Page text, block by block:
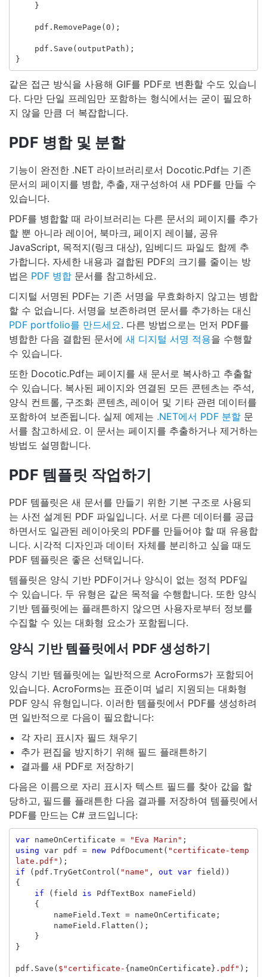
}
pdf . RemovePage ( 0 );
pdf . Save ( outputPath );
}
같은 접근 방식을 사용해 GIF를 PDF로 변환할 수도 있습니
다. 다만 단일 프레임만 포함하는 형식에서는 굳이 필요하
지 않을 만큼 더 복잡합니다.
PDF 병합 및 분할
기능이 완전한 .NET 라이브러리로서 Docotic.Pdf는 기존
문서의 페이지를 병합, 추출, 재구성하여 새 PDF를 만들 수
있습니다.
PDF를 병합할 때 라이브러리는 다른 문서의 페이지를 추가
할 뿐 아니라 레이어, 북마크, 페이지 레이블, 공유
JavaScript, 목적지(링크 대상), 임베디드 파일도 함께 추
가합니다. 자세한 내용과 결합된 PDF의 크기를 줄이는 방
법은 PDF 병합 문서를 참고하세요.
디지털 서명된 PDF는 기존 서명을 무효화하지 않고는 병합
할 수 없습니다. 서명을 보존하려면 문서를 추가하는 대신
PDF portfolio를 만드세요. 다른 방법으로는 먼저 PDF를
병합한 다음 결합된 문서에 새 디지털 서명 적용을 수행할
수 있습니다.
또한 Docotic.Pdf는 페이지를 새 문서로 복사하고 추출할
수 있습니다. 복사된 페이지와 연결된 모든 콘텐츠는 주석,
양식 컨트롤, 구조화 콘텐츠, 레이어 및 기타 관련 데이터를
포함하여 보존됩니다. 실제 예제는 .NET에서 PDF 분할 문
서를 참고하세요. 이 문서는 페이지를 추출하거나 제거하는
방법도 설명합니다.
PDF 템플릿 작업하기
PDF 템플릿은 새 문서를 만들기 위한 기본 구조로 사용되
는 사전 설계된 PDF 파일입니다. 서로 다른 데이터를 공급
하면서도 일관된 레이아웃의 PDF를 만들어야 할 때 유용합
니다. 시각적 디자인과 데이터 자체를 분리하고 싶을 때도
PDF 템플릿은 좋은 선택입니다.
템플릿은 양식 기반 PDF이거나 양식이 없는 정적 PDF일
수 있습니다. 두 유형은 같은 목적을 수행합니다. 또한 양식
기반 템플릿에는 플래튼하지 않으면 사용자로부터 정보를
수집할 수 있는 대화형 요소가 포함됩니다.
양식 기반 템플릿에서 PDF 생성하기
양식 기반 템플릿에는 일반적으로 AcroForms가 포함되어
있습니다. AcroForms는 표준이며 널리 지원되는 대화형
PDF 양식 유형입니다. 이러한 템플릿에서 PDF를 생성하려
면 일반적으로 다음이 필요합니다:
각 자리 표시자 필드 채우기
추가 편집을 방지하기 위해 필드 플래튼하기
결과를 새 PDF로 저장하기
다음은 이름으로 자리 표시자 텍스트 필드를 찾아 값을 할
당하고, 필드를 플래튼한 다음 결과를 저장하여 템플릿에서
PDF를 만드는 C# 코드입니다:
var nameOnCertificate = "Eva Marin" ;
using var pdf = new PdfDocument ( "certificate-temp
late.pdf" );
if
( pdf . TryGetControl ( "name" , out var field ))
{
if
( field is PdfTextBox nameField )
{
nameField . Text = nameOnCertificate ;
nameField . Flatten ();
}
}
pdf . Save ( $"certificate- { nameOnCertificate } .pdf" );